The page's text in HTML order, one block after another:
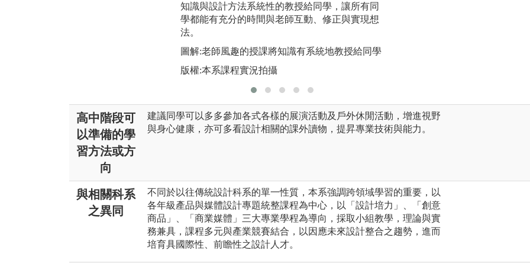
知識與設計方法系統性的教授給同學，讓所有同
學都能有充分的時間與老師互動、修正與實現想
法。
圖解:老師風趣的授課將知識有系統地教授給同學
版權:本系課程實況拍攝
高中階段可
以準備的學
習方法或方
向
建議同學可以多多參加各式各樣的展演活動及戶外休閒活動，增進視野
與身心健康，亦可多看設計相關的課外讀物，提昇專業技術與能力。
與相關科系
之異同
不同於以往傳統設計科系的單一性質，本系強調跨領域學習的重要，以
各年級產品與媒體設計專題統整課程為中心，以「設計培力」、「創意
商品」、「商業媒體」三大專業學程為導向，採取小組教學，理論與實
務兼具，課程多元與產業競賽結合，以因應未來設計整合之趨勢，進而
培育具國際性、前瞻性之設計人才。